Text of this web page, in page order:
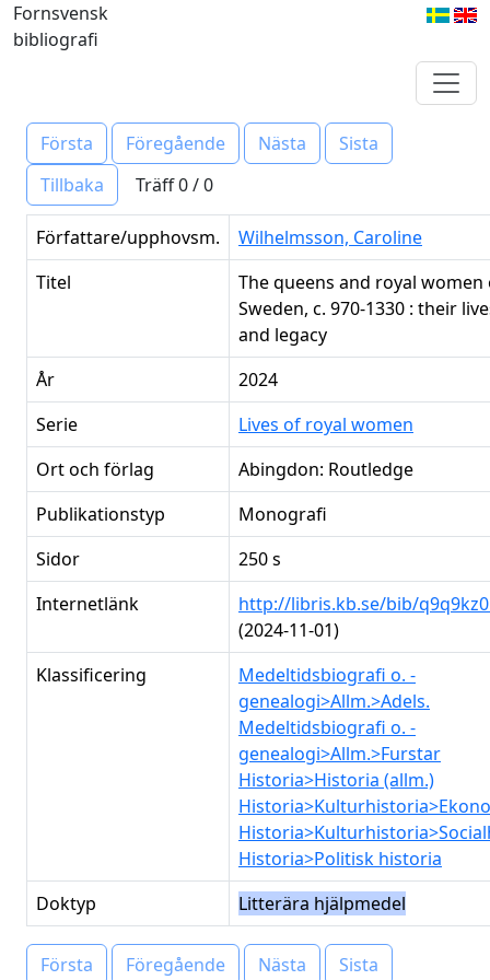
Fornsvensk
bibliografi
Första Föregående Nästa
Sista
Tillbaka
Träff 0 / 0
Författare/upphovsm.
Wilhelmsson, Caroline
Titel
The queens and royal women
Sweden, c. 970-1330 : their
and legacy
År
2024
Serie
Lives of royal women
Ort och förlag
Abingdon: Routledge
Publikationstyp
Monografi
Sidor
250 s
Internetlänk
http://libris.kb.se/bib/
(2024-11-01)
Klassificering
Medeltidsbiografi o. -
genealogi>Allm.>Adels.
Medeltidsbiografi o. -
genealogi>Allm.>Furstar
Historia>Historia (allm.)
Historia>Politisk historia
Doktyp
Litterära hjälpmedel
Första Föregående Nästa Sista